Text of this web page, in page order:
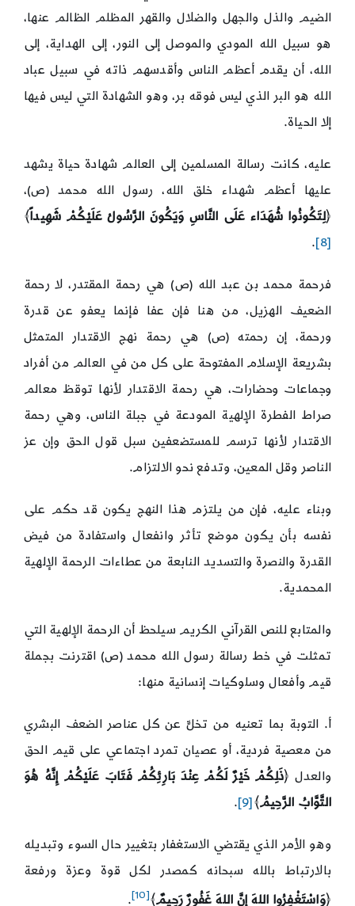
الضيم والذل والجهل والضلال والقهر المظلم الظالم عنها،
هو سبيل الله المودي والموصل إلى النور، إلى الهداية، إلى
الله، أن يقدم أعظم الناس وأقدسهم ذاته في سبيل عباد
الله هو البر الذي ليس فوقه بر، وهو الشهادة التي ليس فيها
إلا الحياة.
عليه، كانت رسالة المسلمين إلى العالم شهادة حياة يشهد
عليها أعظم شهداء خلق الله، رسول الله محمد (ص)،
﴿لِتَكُونُوا شُهَدَاء عَلَى النَّاسِ وَيَكُونَ الرَّسُولُ عَلَيْكُمْ شَهِيداً﴾
[8]
.
فرحمة محمد بن عبد الله (ص) هي رحمة المقتدر، لا رحمة
الضعيف الهزيل، من هنا فإن عفا فإنما يعفو عن قدرة
ورحمة، إن رحمته (ص) هي رحمة نهج الاقتدار المتمثل
بشريعة الإسلام المفتوحة على كل من في العالم من أفراد
وجماعات وحضارات، هي رحمة الاقتدار لأنها توقظ معالم
صراط الفطرة الإلهية المودعة في جبلة الناس، وهي رحمة
الاقتدار لأنها ترسم للمستضعفين سبل قول الحق وإن عز
الناصر وقل المعين، وتدفع نحو الالتزام.
وبناء عليه، فإن من يلتزم هذا النهج يكون قد حكم على
نفسه بأن يكون موضع تأثر وانفعال واستفادة من فيض
القدرة والنصرة والتسديد النابعة من عطاءات الرحمة الإلهية
المحمدية.
والمتابع للنص القرآني الكريم سيلحظ أن الرحمة الإلهية التي
تمثلت في خط رسالة رسول الله محمد (ص) اقترنت بجملة
قيم وأفعال وسلوكيات إنسانية منها:
أ. التوبة بما تعنيه من تخلٍّ عن كل عناصر الضعف البشري
من معصية فردية، أو عصيان تمرد اجتماعي على قيم الحق
والعدل ﴿ذَلِكُمْ خَيْرٌ لَكُمْ عِنْدَ بَارِئِكُمْ فَتَابَ عَلَيْكُمْ إِنَّهُ هُوَ
التَّوَّابُ الرَّحِيمُ﴾[9]
.
وهو الأمر الذي يقتضي الاستغفار بتغيير حال السوء وتبديله
بالارتباط بالله سبحانه كمصدر لكل قوة وعزة ورفعة
﴿وَاسْتَغْفِرُوا اللهَ إِنَّ اللهَ غَفُورٌ رَحِيمٌ﴾[10]
.